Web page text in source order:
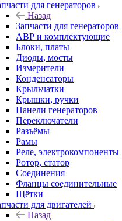
для генераторов
Назад
Запчасти для генераторов
АВР и комплектующие
Блоки, платы
Диоды, мосты
Измерители
Конденсаторы
Крыльчатки
Крышки, ручки
Панели генераторов
Переключатели
Разъёмы
Рамы
Реле, электрокомпоненты
Ротор, статор
Соединения
Фланцы соединительные
Щётки
для двигателей
Назад